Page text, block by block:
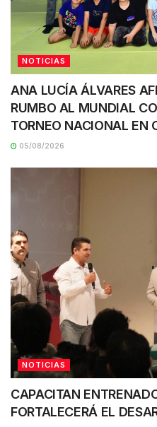
NOTICIAS
ANA LUCÍA ÁLVARES
RUMBO AL MUNDIAL
TORNEO NACIONAL EN
05/08/2026
NOTICIAS
CAPACITAN
FORTALECERÁ EL